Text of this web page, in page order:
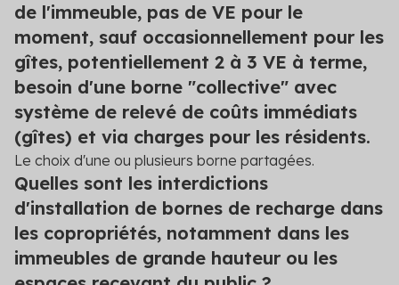
de l'immeuble, pas de VE pour le
moment, sauf occasionnellement pour les
gîtes, potentiellement 2 à 3 VE à terme,
besoin d'une borne "collective" avec
système de relevé de coûts immédiats
(gîtes) et via charges pour les résidents.
Le choix d'une ou plusieurs borne partagées.
Quelles sont les interdictions
d'installation de bornes de recharge dans
les copropriétés, notamment dans les
immeubles de grande hauteur ou les